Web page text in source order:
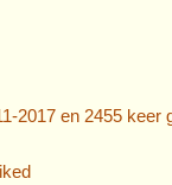
2017 en 2455 keer